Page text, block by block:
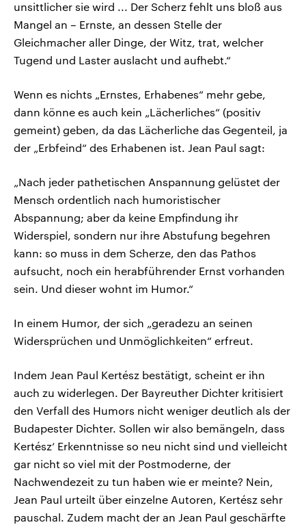
unsittlicher sie wird ... Der Scherz fehlt uns bloß aus
Mangel an – Ernste, an dessen Stelle der
Gleichmacher aller Dinge, der Witz, trat, welcher
Tugend und Laster auslacht und aufhebt.“
Wenn es nichts „Ernstes, Erhabenes“ mehr gebe,
dann könne es auch kein „Lächerliches“ (positiv
gemeint) geben, da das Lächerliche das Gegenteil, ja
der „Erbfeind“ des Erhabenen ist. Jean Paul sagt:
„Nach jeder pathetischen Anspannung gelüstet der
Mensch ordentlich nach humoristischer
Abspannung; aber da keine Empfindung ihr
Widerspiel, sondern nur ihre Abstufung begehren
kann: so muss in dem Scherze, den das Pathos
aufsucht, noch ein herabführender Ernst vorhanden
sein. Und dieser wohnt im Humor.“
In einem Humor, der sich „geradezu an seinen
Widersprüchen und Unmöglichkeiten“ erfreut.
Indem Jean Paul Kertész bestätigt, scheint er ihn
auch zu widerlegen. Der Bayreuther Dichter kritisiert
den Verfall des Humors nicht weniger deutlich als der
Budapester Dichter. Sollen wir also bemängeln, dass
Kertész‘ Erkenntnisse so neu nicht sind und vielleicht
gar nicht so viel mit der Postmoderne, der
Nachwendezeit zu tun haben wie er meinte? Nein,
Jean Paul urteilt über einzelne Autoren, Kertész sehr
pauschal. Zudem macht der an Jean Paul geschärfte